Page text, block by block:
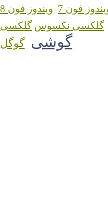
فون 7
ویندوز فون 8
گلکسی نکسوس
گوشی گوگل